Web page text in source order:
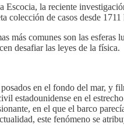
la reciente
de casos desde 1711
comunes son las
desafiar las leyes de la física.
en el fondo del mar, y
en el
en el que el barco
este fenómeno se